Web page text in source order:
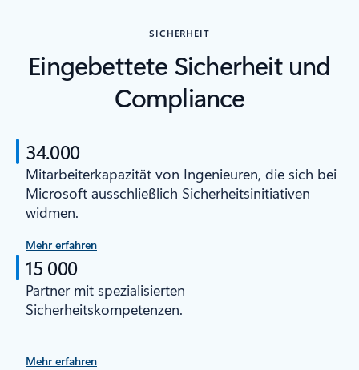
SICHERHEIT
Eingebettete Sicherheit und
Compliance
34.000
Mitarbeiterkapazität von Ingenieuren, die sich bei
Microsoft ausschließlich Sicherheitsinitiativen
widmen.
Mehr erfahren
15 000
Partner mit spezialisierten
Sicherheitskompetenzen.
Mehr erfahren